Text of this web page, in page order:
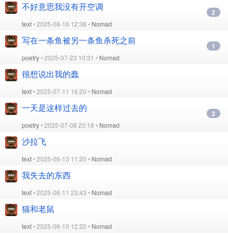
不好意思我没有开空调
text• 2025-08-16 12:38 • Nomad
2
写在一条鱼被另一条鱼杀死之前
poetry• 2025-07-23 10:31 • Nomad
1
很想说出我的蠢
text• 2025-07-11 16:20 • Nomad
一天是这样过去的
poetry• 2025-07-08 20:18 • Nomad
2
沙拉飞
text• 2025-06-13 11:20 • Nomad
我失去的东西
text• 2025-06-11 23:43 • Nomad
猫和老鼠
text• 2025-06-10 12:20 • Nomad